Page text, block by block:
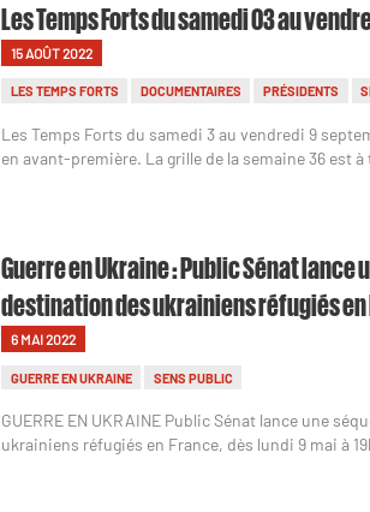
Les Temps Forts du samedi 03 au
15 AOÛT 2022
LES TEMPS FORTS DOCUMENTAIRES PRÉSIDENTS
Les Temps Forts du samedi 3 au vendredi 9
en avant-première. La grille de la semaine 36 est
Guerre en Ukraine : Public Sénat lance
destination des ukrainiens réfugiés en
6 MAI 2022
GUERRE EN UKRAINE SENS PUBLIC
GUERRE EN UKRAINE Public Sénat lance une
ukrainiens réfugiés en France, dès lundi 9 mai à